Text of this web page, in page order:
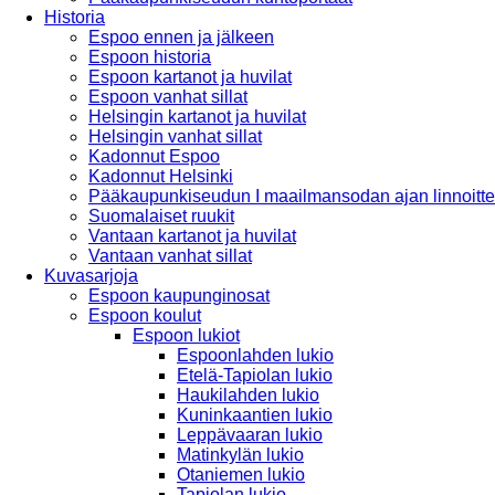
Historia
Espoo ennen ja jälkeen
Espoon historia
Espoon kartanot ja huvilat
Espoon vanhat sillat
Helsingin kartanot ja huvilat
Helsingin vanhat sillat
Kadonnut Espoo
Kadonnut Helsinki
Pääkaupunkiseudun I maailmansodan ajan
Suomalaiset ruukit
Vantaan kartanot ja huvilat
Vantaan vanhat sillat
Kuvasarjoja
Espoon kaupunginosat
Espoon koulut
Espoon lukiot
Espoonlahden lukio
Etelä-Tapiolan lukio
Haukilahden lukio
Kuninkaantien lukio
Leppävaaran lukio
Matinkylän lukio
Otaniemen lukio